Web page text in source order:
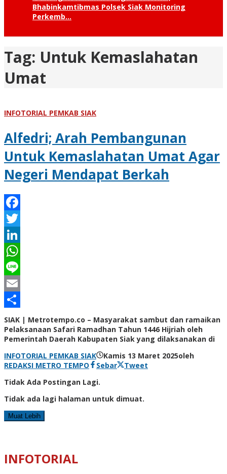
Bhabinkamtibmas Polsek Siak Monitoring
Perkemb…
Tag: Untuk Kemaslahatan
Umat
INFOTORIAL PEMKAB SIAK
Alfedri; Arah Pembangunan
Untuk Kemaslahatan Umat Agar
Negeri Mendapat Berkah
Facebook
Twitter
LinkedIn
WhatsApp
Line
Email
Share
SIAK | Metrotempo.co – Masyarakat sambut dan ramaikan
Pelaksanaan Safari Ramadhan Tahun 1446 Hijriah oleh
Pemerintah Daerah Kabupaten Siak yang dilaksanakan di
INFOTORIAL PEMKAB SIAK
Kamis 13 Maret 2025oleh
REDAKSI METRO TEMPO
Sebar
Tweet
Tidak Ada Postingan Lagi.
Tidak ada lagi halaman untuk dimuat.
Muat Lebih
INFOTORIAL